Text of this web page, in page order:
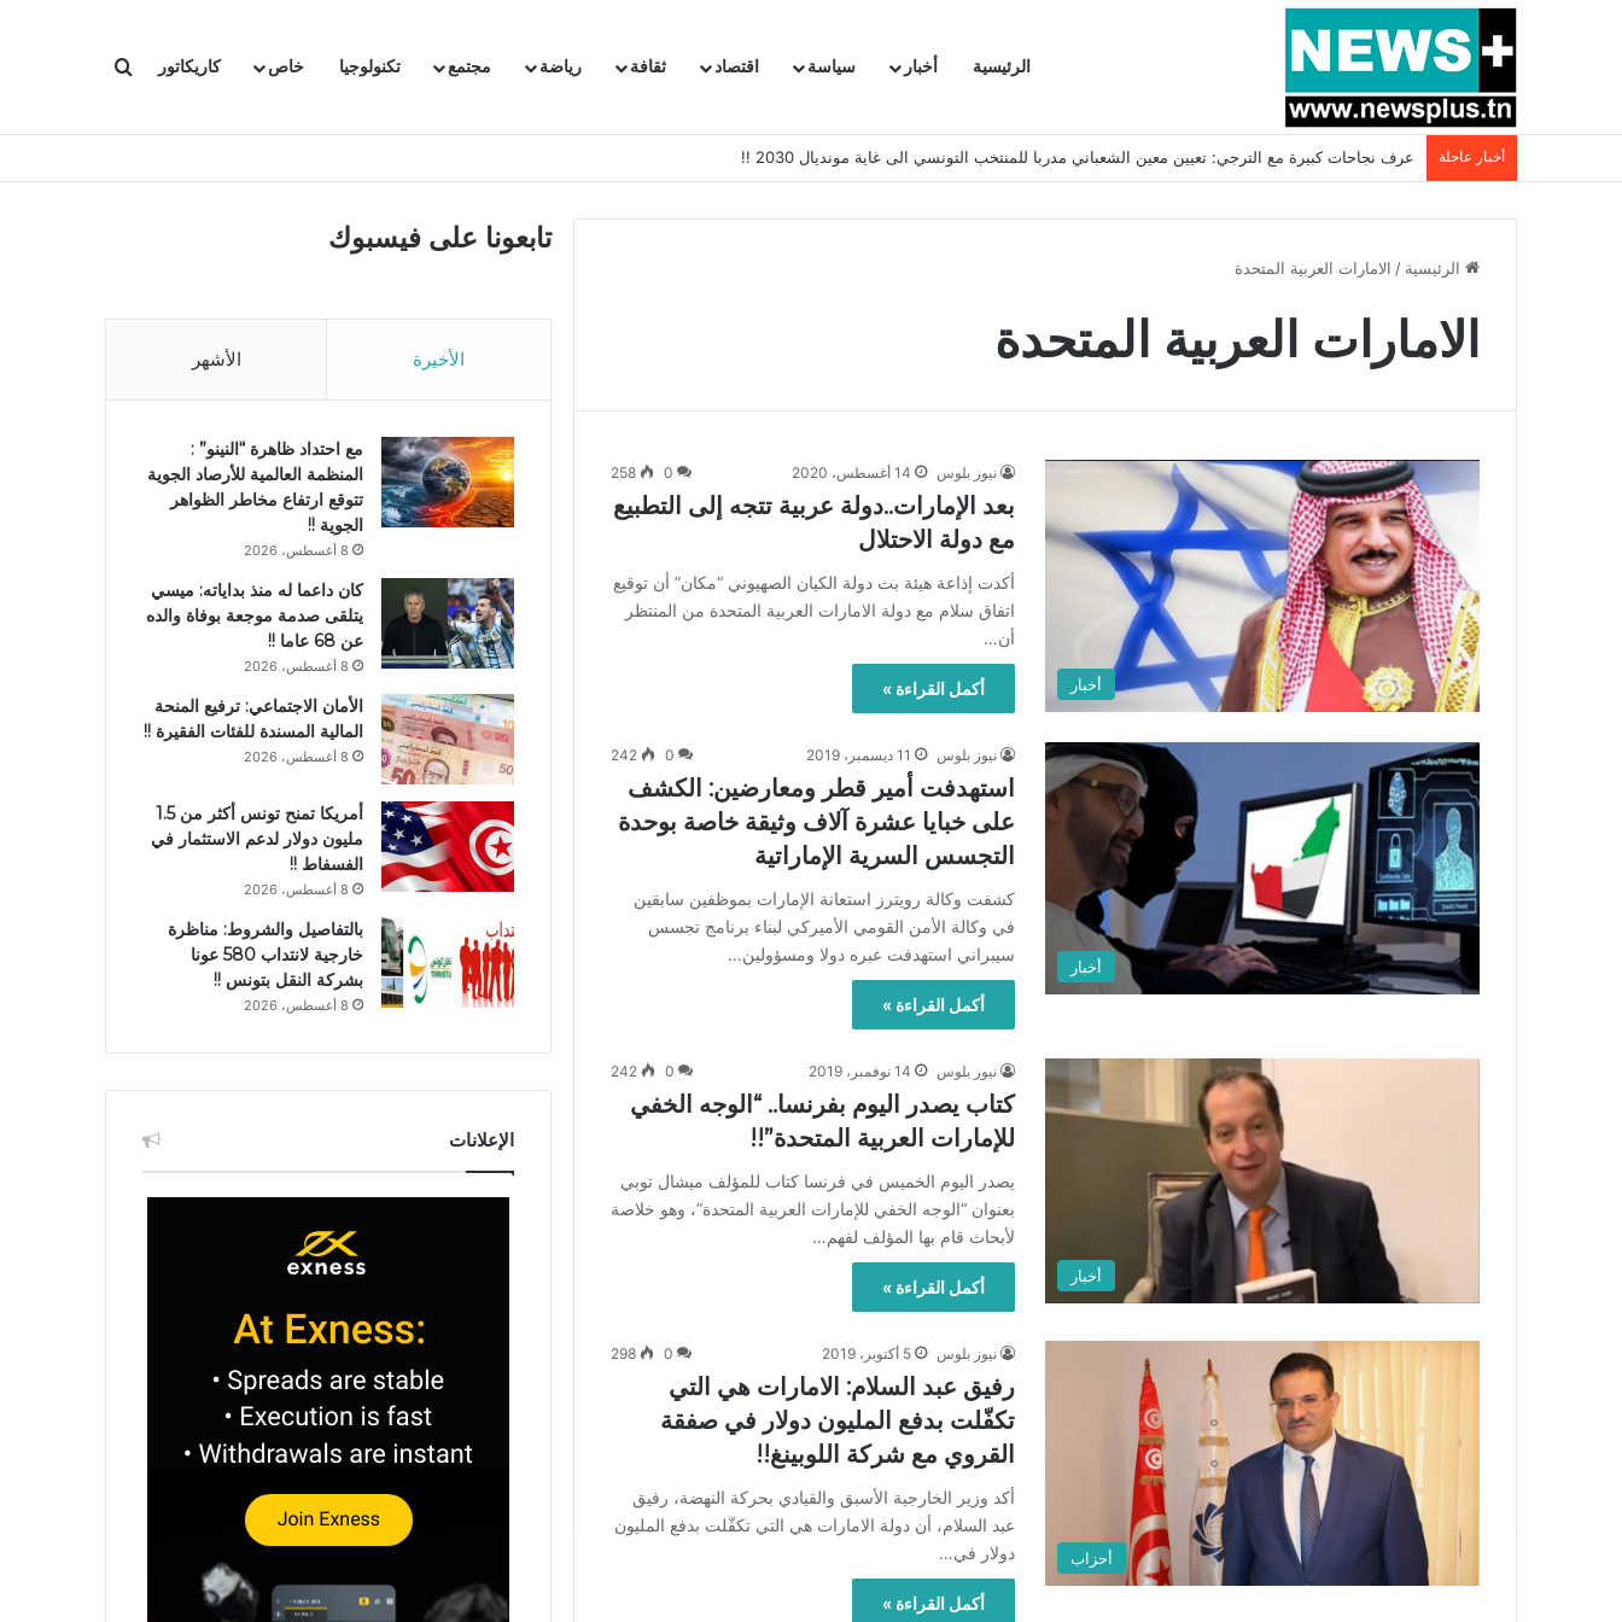
الرئيسية أخبار سياسة اقتصاد ثقافة رياضة مجتمع تكنولوجيا خاص كاريكاتور بحث عن
أخبار عاجلة عرف نجاحات كبيرة مع الترجي: تعيين معين الشعباني مدربا للمنتخب التونسي الى غاية مونديال 2030 !!
الرئيسية / الامارات العربية المتحدة
الامارات العربية المتحدة
أخبار
نيوز بلوس 14 أغسطس، 2020 0
258
بعد الإمارات..دولة عربية تتجه إلى التطبيع
مع دولة الاحتلال
أكدت إذاعة هيئة بث دولة الكيان الصهيوني “مكان” أن توقيع
اتفاق سلام مع دولة الامارات العربية المتحدة من المنتظر
أن…
أكمل القراءة »
أخبار
نيوز بلوس 11 ديسمبر، 2019 0
242
استهدفت أمير قطر ومعارضين: الكشف
على خبايا عشرة آلاف وثيقة خاصة بوحدة
التجسس السرية الإماراتية
كشفت وكالة رويترز استعانة الإمارات بموظفين سابقين
في وكالة الأمن القومي الأميركي لبناء برنامج تجسس
سيبراني استهدفت عبره دولا ومسؤولين…
أكمل القراءة »
أخبار
نيوز بلوس 14 نوفمبر، 2019 0
242
كتاب يصدر اليوم بفرنسا.. “الوجه الخفي
للإمارات العربية المتحدة”!!
يصدر اليوم الخميس في فرنسا كتاب للمؤلف ميشال توبي
بعنوان “الوجه الخفي للإمارات العربية المتحدة”، وهو خلاصة
لأبحاث قام بها المؤلف لفهم…
أكمل القراءة »
أحزاب
نيوز بلوس 5 أكتوبر، 2019 0
298
رفيق عبد السلام: الامارات هي التي
تكفّلت بدفع المليون دولار في صفقة
القروي مع شركة اللوبينغ!!
أكد وزير الخارجية الأسبق والقيادي بحركة النهضة، رفيق
عبد السلام، أن دولة الامارات هي التي تكفّلت بدفع المليون
دولار في…
أكمل القراءة »
تابعونا على فيسبوك
الأخيرة الأشهر
مع احتداد ظاهرة “النينو” :
المنظمة العالمية للأرصاد الجوية
تتوقع ارتفاع مخاطر الظواهر
الجوية !!
8 أغسطس، 2026
كان داعما له منذ بداياته: ميسي
يتلقى صدمة موجعة بوفاة والده
عن 68 عاما !!
8 أغسطس، 2026
الأمان الاجتماعي: ترفيع المنحة
المالية المسندة للفئات الفقيرة !!
8 أغسطس، 2026
أمريكا تمنح تونس أكثر من 1.5
مليون دولار لدعم الاستثمار في
الفسفاط !!
8 أغسطس، 2026
بالتفاصيل والشروط: مناظرة
خارجية لانتداب 580 عونا
بشركة النقل بتونس !!
8 أغسطس، 2026
الإعلانات